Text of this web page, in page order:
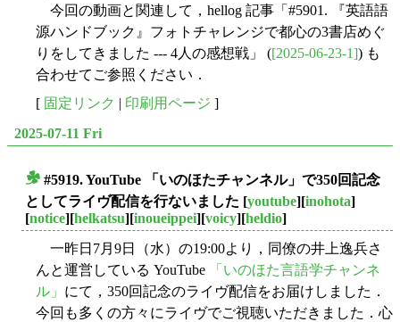
今回の動画と関連して，hellog 記事「#5901. 『英語語
源ハンドブック』フォトチャレンジで都心の3書店めぐ
りをしてきました --- 4人の感想戦」 ([2025-06-23-1]) も
合わせてご参照ください．
[ 固定リンク | 印刷用ページ ]
2025-07-11 Fri
#5919. YouTube 「いのほたチャンネル」で350回記念
としてライヴ配信を行ないました [youtube][inohota]
[notice][helkatsu][inoueippei][voicy][heldio]
一昨日7月9日（水）の19:00より，同僚の井上逸兵さ
んと運営している YouTube
「いのほた言語学チャンネ
ル」 にて，350回記念のライヴ配信をお届けしました．
今回も多くの方々にライヴでご視聴いただきました．心